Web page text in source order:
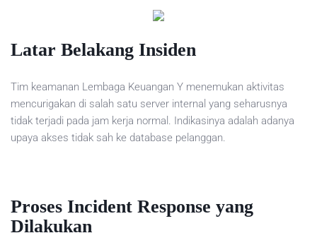
Latar Belakang Insiden
Tim keamanan Lembaga Keuangan Y menemukan aktivitas
mencurigakan di salah satu server internal yang seharusnya
tidak terjadi pada jam kerja normal. Indikasinya adalah adanya
upaya akses tidak sah ke database pelanggan.
Proses Incident Response yang
Dilakukan